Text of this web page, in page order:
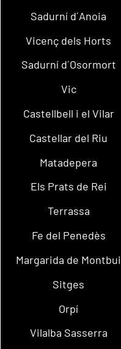
Sadurní d´Anoia
Vicenç dels Horts
Sadurní d´Osormort
Vic
Castellbell i el Vilar
Castellar del Riu
Matadepera
Els Prats de Rei
Terrassa
Fe del Penedès
Margarida de Montbui
Sitges
Orpí
Vilalba Sasserra